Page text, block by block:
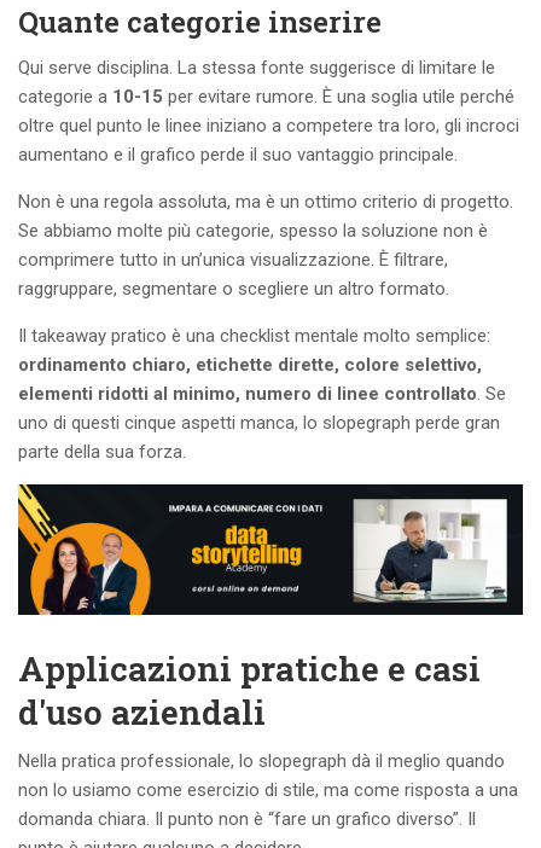
Quante categorie inserire
Qui serve disciplina. La stessa fonte suggerisce di limitare le
categorie a 10-15 per evitare rumore. È una soglia utile perché
oltre quel punto le linee iniziano a competere tra loro, gli incroci
aumentano e il grafico perde il suo vantaggio principale.
Non è una regola assoluta, ma è un ottimo criterio di progetto.
Se abbiamo molte più categorie, spesso la soluzione non è
comprimere tutto in un’unica visualizzazione. È filtrare,
raggruppare, segmentare o scegliere un altro formato.
Il takeaway pratico è una checklist mentale molto semplice:
ordinamento chiaro, etichette dirette, colore selettivo,
elementi ridotti al minimo, numero di linee controllato. Se
uno di questi cinque aspetti manca, lo slopegraph perde gran
parte della sua forza.
Applicazioni pratiche e casi
d'uso aziendali
Nella pratica professionale, lo slopegraph dà il meglio quando
non lo usiamo come esercizio di stile, ma come risposta a una
domanda chiara. Il punto non è “fare un grafico diverso”. Il